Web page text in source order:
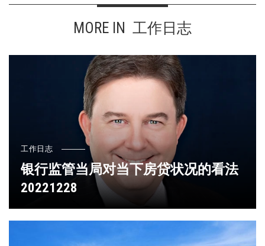
MORE IN 工作日志
工作日志
银行监管当局对当下房贷状况的看法
20221228